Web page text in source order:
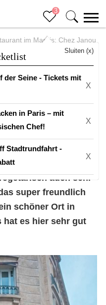
3
Sluiten (x)
der Seine - Tickets mit
X
in Paris – mit
Chef!
X
Stadtrundfahrt -
X
im Marais: Chez Janou
Chez
Tipp für dich:
auch sehr
super freundlich
schöner Ort in
hat es hier sehr gut